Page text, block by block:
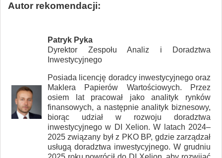
Autor rekomendacji:
Patryk Pyka
Dyrektor Zespołu Analiz i Doradztwa
Inwestycyjnego
Posiada licencję doradcy inwestycyjnego oraz
Maklera Papierów Wartościowych. Przez
osiem lat pracował jako analityk rynków
finansowych, a następnie analityk biznesowy,
biorąc udział w rozwoju doradztwa
inwestycyjnego w DI Xelion. W latach 2024–
2025 związany był z PKO BP, gdzie zarządzał
usługą doradztwa inwestycyjnego. W grudniu